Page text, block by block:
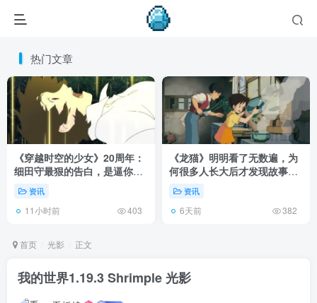
热门文章
《穿越时空的少女》20周年：
细田守最狠的告白，是逼你承
认有些夏天回不去了！
资讯
11小时前 403
《龙猫》明明看了无数遍，为
何很多人长大后才发现故事根
本不在 1988 年！
资讯
6天前 382
首页 光影 正文
我的世界1.19.3 Shrimple 光影